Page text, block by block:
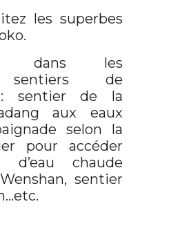
les superbes
dans les
sentiers de
: sentier de la
aux eaux
selon la
pour accéder
d’eau chaude
sentier